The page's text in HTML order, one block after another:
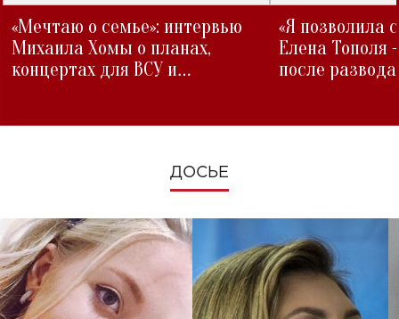
«Мечтаю о семье»: интервью
Михаила Хомы о планах,
концертах для ВСУ и
«Я позволила
Елена Тополя
после развода
ДОСЬЕ